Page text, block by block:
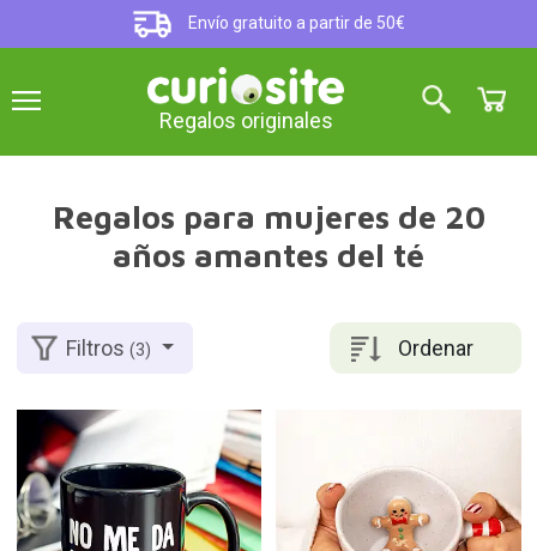
Envío gratuito a partir de 50€
Regalos originales
Regalos para mujeres de 20
años amantes del té
Ordenar
Filtros(3)